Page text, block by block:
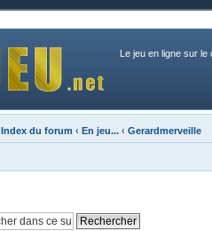
Le jeu en ligne sur le
Index du forum ‹ En jeu... ‹ Gerardmerveille